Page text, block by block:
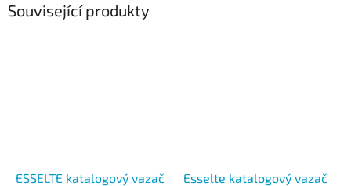
Související produkty
ESSELTE katalogový vazač
Esselte katalogový vazač